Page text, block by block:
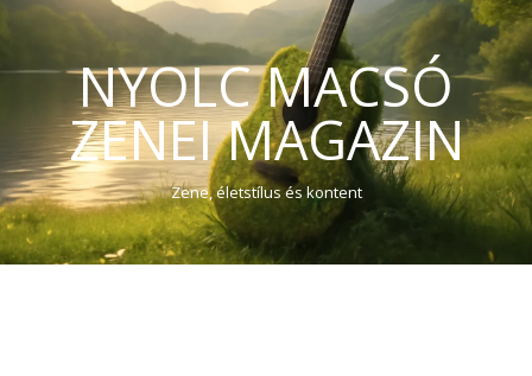
NYOLC MACSÓ
ZENEI MAGAZIN
Zene, életstílus és kontent